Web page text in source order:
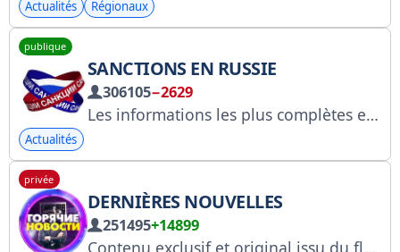
Actualités Régionaux
publique
SANCTIONS EN RUSSIE
306105−2629
Les informations les plus complètes et les plus récentes sur les sanctions internationales et leurs conséquences à l'encontre de la Fédération de Russie.
Actualités
privée
DERNIÈRES NOUVELLES
251495+14899
Contenu exclusif et original issu du flux d'actualités quotidien. Publicité : @znatnii ; Gestionnaires : @manag_gn ; Avis : https://t.me/otzivi_gn ; Publicité : https://telega.in/c/+IN-jX8qc3pNiYTUy